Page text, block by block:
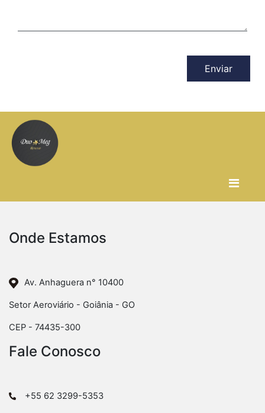
Enviar
Onde Estamos
Av. Anhaguera n° 10400
Setor Aeroviário - Goiânia - GO
CEP - 74435-300
Fale Conosco
+55 62 3299-5353